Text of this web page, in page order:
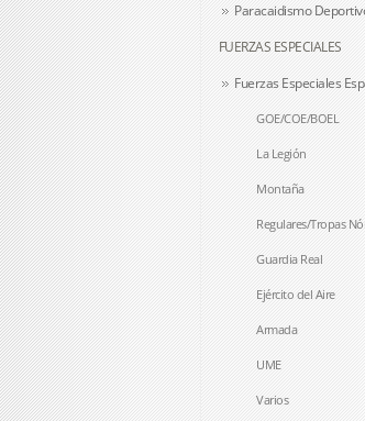
Paracaidismo
FUERZAS ESPECIALES
Fuerzas Especiales
GOE/COE/BOEL
La Legión
Montaña
Regulares/Tropas
Guardia Real
Ejército del Aire
Armada
UME
Varios